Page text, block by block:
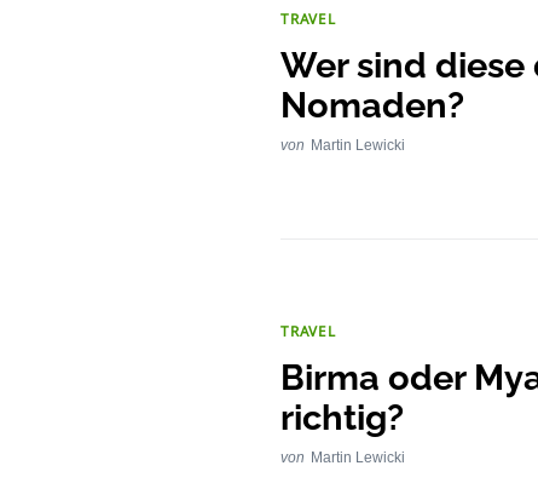
TRAVEL
Wer sind
Nomaden?
von Martin Lewicki
TRAVEL
Birma oder
richtig?
von Martin Lewicki